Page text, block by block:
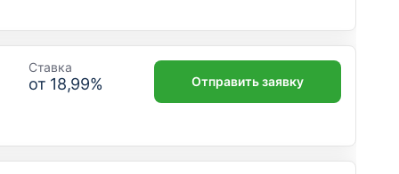
Ставка
от 18,99% Отправить заявку